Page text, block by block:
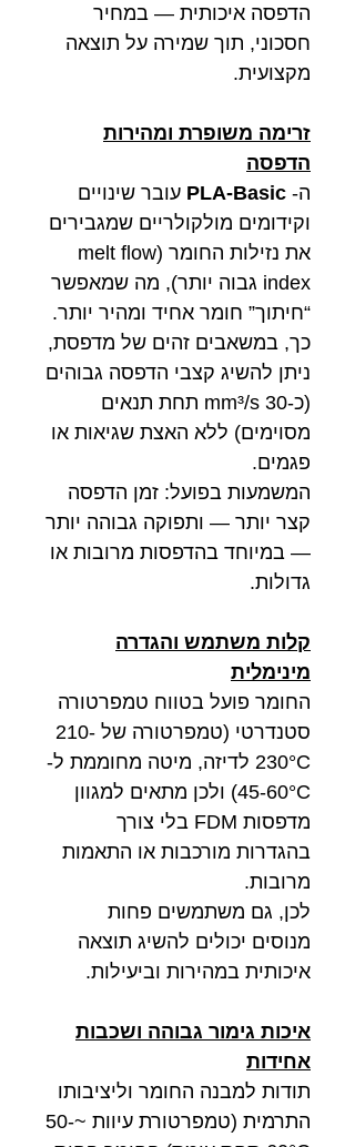
הדפסה איכותית — במחיר
חסכוני, תוך שמירה על תוצאה
מקצועית.
זרימה משופרת ומהירות
הדפסה
ה- PLA-Basic עובר שינויים
וקידומים מולקולריים שמגבירים
את נזילות החומר (melt flow
index גבוה יותר), מה שמאפשר
“חיתוך” חומר אחיד ומהיר יותר.
כך, במשאבים זהים של מדפסת,
ניתן להשיג קצבי הדפסה גבוהים
(כ-30 mm³/s תחת תנאים
מסוימים) ללא האצת שגיאות או
פגמים.
המשמעות בפועל: זמן הדפסה
קצר יותר — ותפוקה גבוהה יותר
— במיוחד בהדפסות מרובות או
גדולות.
קלות משתמש והגדרה
מינימלית
החומר פועל בטווח טמפרטורה
סטנדרטי (טמפרטורה של 210-
230°C לדיזה, מיטה מחוממת ל-
45-60°C) ולכן מתאים למגוון
מדפסות FDM בלי צורך
בהגדרות מורכבות או התאמות
מרובות.
לכן, גם משתמשים פחות
מנוסים יכולים להשיג תוצאה
איכותית במהירות וביעילות.
איכות גימור גבוהה ושכבות
אחידות
תודות למבנה החומר וליציבותו
התרמית (טמפרטורת עיוות ~50-